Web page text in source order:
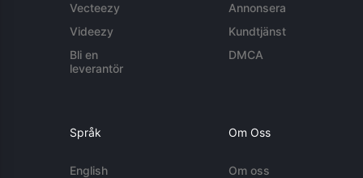
Vecteezy
Videezy
Bli en
leverantör
Annonsera
Kundtjänst
DMCA
Språk
English
Om Oss
Om oss